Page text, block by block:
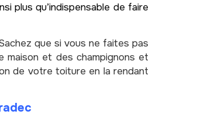
plus qu’indispensable de faire
que si vous ne faites pas
maison et des champignons et
de votre toiture en la rendant